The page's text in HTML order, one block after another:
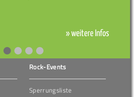
» weitere Infos
Rock-Events
Sperrungsliste